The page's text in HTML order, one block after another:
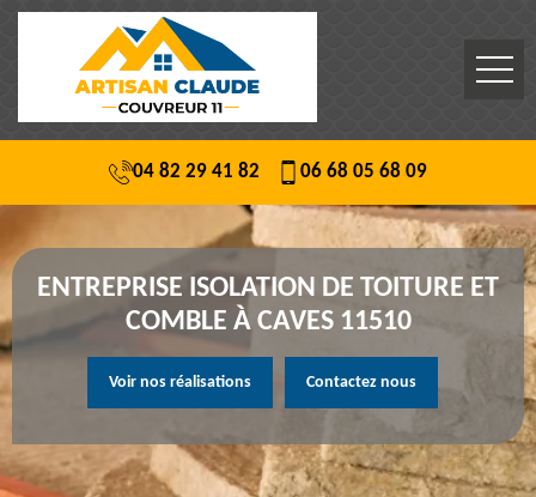
04 82 29 41 82 06 68 05 68 09
ENTREPRISE ISOLATION DE TOITURE ET
COMBLE À CAVES 11510
Voir nos réalisations Contactez nous